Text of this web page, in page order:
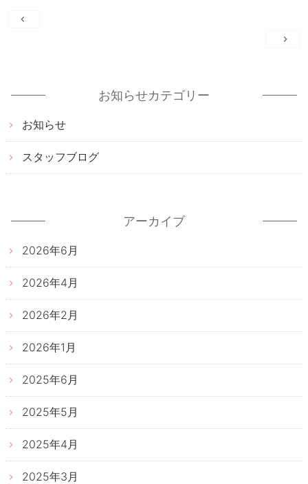
ゲ
シ
お知らせカテゴリー
お知らせ
スタッフブログ
アーカイブ
2026年6月
2026年4月
2026年2月
2026年1月
2025年6月
2025年5月
2025年4月
2025年3月